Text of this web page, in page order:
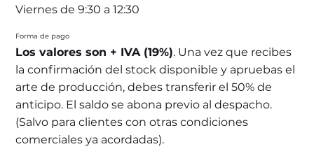
Viernes de 9:30 a 12:30
Forma de pago
Los valores son + IVA (19%). Una vez que recibes
la confirmación del stock disponible y apruebas el
arte de producción, debes transferir el 50% de
anticipo. El saldo se abona previo al despacho.
(Salvo para clientes con otras condiciones
comerciales ya acordadas).